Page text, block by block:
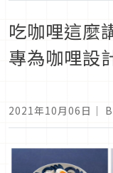
吃咖哩這麼
專為咖哩設
2021年10月06日 ｜